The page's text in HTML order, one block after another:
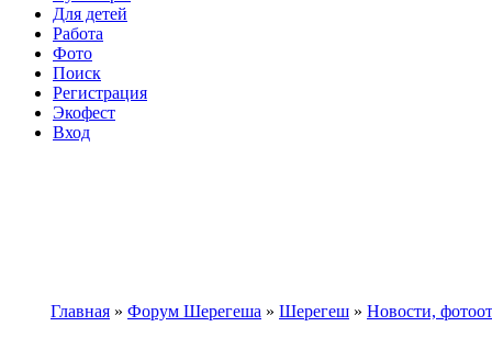
Для детей
Работа
Фото
Поиск
Регистрация
Экофест
Вход
Главная » Форум Шерегеша » Шерегеш » Новости,